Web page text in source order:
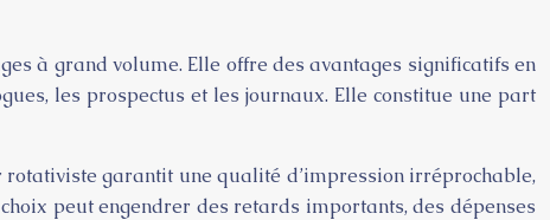
à grand volume. Elle offre des avantages significatifs en
les prospectus et les journaux. Elle constitue une part
garantit une qualité d’impression irréprochable,
peut engendrer des retards importants, des dépenses